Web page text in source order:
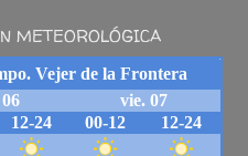
METEOROLÓGICA